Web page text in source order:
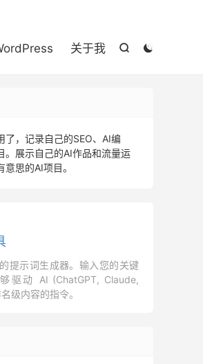


关于我
了，记录自己的SEO、AI编
。展示自己的AI作品和流量运
思的AI项目。
提示词生成器。输入您的关键
驱动 AI (ChatGPT, Claude,
级内容的指令。